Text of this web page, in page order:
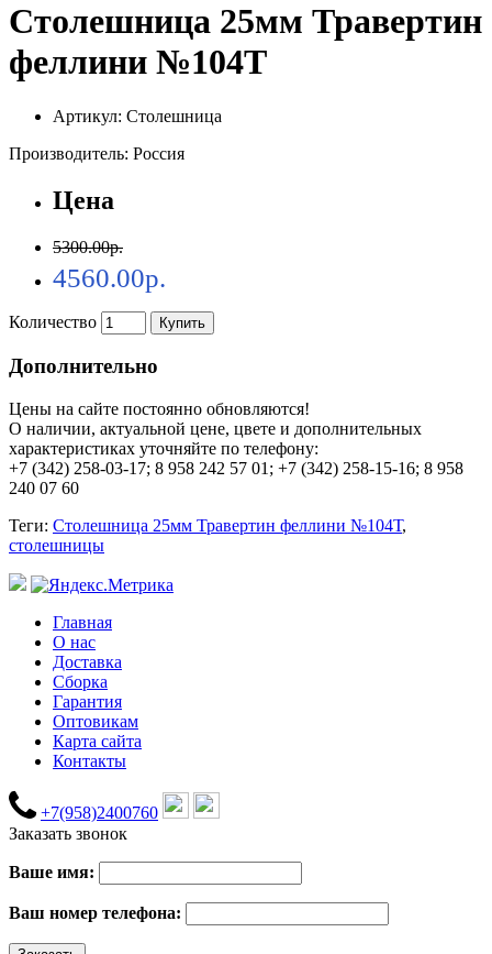
Столешница 25мм Травертин
феллини №104Т
Артикул: Столешница
Производитель: Россия
Цена
5300.00р.
4560.00р.
Количество Купить
Дополнительно
Цены на сайте постоянно обновляются!
О наличии, актуальной цене, цвете и дополнительных
характеристиках уточняйте по телефону:
+7 (342) 258-03-17; 8 958 242 57 01; +7 (342) 258-15-16; 8 958
240 07 60
Теги: Столешница 25мм Травертин феллини №104Т,
столешницы
Главная
О нас
Доставка
Сборка
Гарантия
Оптовикам
Карта сайта
Контакты
+7(958)2400760
Заказать звонок
Ваше имя:
Ваш номер телефона: